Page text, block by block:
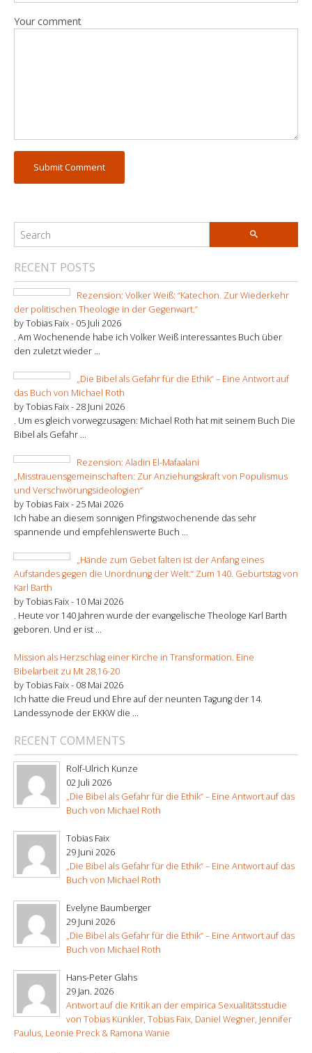
Your comment
RECENT POSTS
Rezension: Volker Weiß: “Katechon. Zur Wiederkehr
der politischen Theologie in der Gegenwart.”
by Tobias Faix - 05 Juli 2026
. Am Wochenende habe ich Volker Weiß interessantes Buch über
den zuletzt wieder ...
„Die Bibel als Gefahr für die Ethik“ – Eine Antwort auf
das Buch von Michael Roth
by Tobias Faix -28 Juni 2026
. Um es gleich vorwegzusagen: Michael Roth hat mit seinem Buch Die
Bibel als Gefahr ...
Rezension: Aladin El-Mafaalani
„Misstrauensgemeinschaften: Zur Anziehungskraft von Populismus
und Verschwörungsideologien“
by Tobias Faix -25 Mai 2026
Ich habe an diesem sonnigen Pfingstwochenende das sehr
spannende und empfehlenswerte Buch ...
„Hände zum Gebet falten ist der Anfang eines
Aufstandes gegen die Unordnung der Welt.“ Zum 140. Geburtstag von
Karl Barth
by Tobias Faix - 10 Mai 2026
. Heute vor 140 Jahren wurde der evangelische Theologe Karl Barth
geboren. Und er ist ...
Mission als Herzschlag einer Kirche in Transformation. Eine
Bibelarbeit zu Mt 28,16-20
by Tobias Faix - 08 Mai 2026
Ich hatte die Freud und Ehre auf der neunten Tagung der 14.
Landessynode der EKKW die ...
RECENT COMMENTS
Rolf-Ulrich Kunze
02 Juli 2026
„Die Bibel als Gefahr für die Ethik“ – Eine Antwort auf das
Buch von Michael Roth
Tobias Faix
29 Juni 2026
„Die Bibel als Gefahr für die Ethik“ – Eine Antwort auf das
Buch von Michael Roth
Evelyne Baumberger
29 Juni 2026
„Die Bibel als Gefahr für die Ethik“ – Eine Antwort auf das
Buch von Michael Roth
Hans-Peter Glahs
29 Jan. 2026
Antwort auf die Kritik an der empirica Sexualitätsstudie
von Tobias Künkler, Tobias Faix, Daniel Wegner, Jennifer
Paulus, Leonie Preck & Ramona Wanie